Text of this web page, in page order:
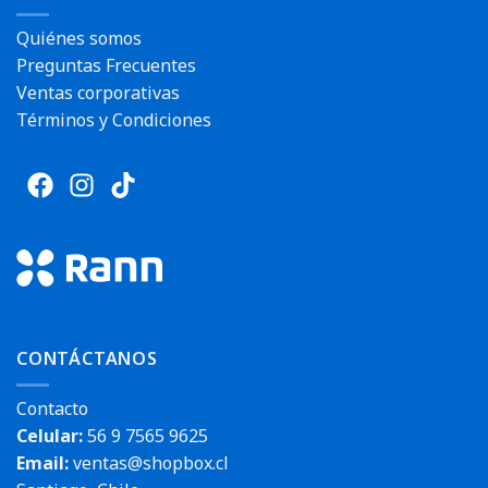
Quiénes somos
Preguntas Frecuentes
Ventas corporativas
Términos y Condiciones
CONTÁCTANOS
Contacto
Celular:56 9 7565 9625
Email:ventas@shopbox.cl